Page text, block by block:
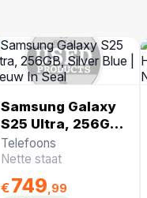
Samsung Galaxy
S25 Ultra, 256GB,
Silver Blue |
Nieuw In Seal
Telefoons
Nette staat
€749 ,99